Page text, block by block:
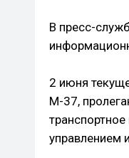
В пресс-
2 июня
М-37,
управлением